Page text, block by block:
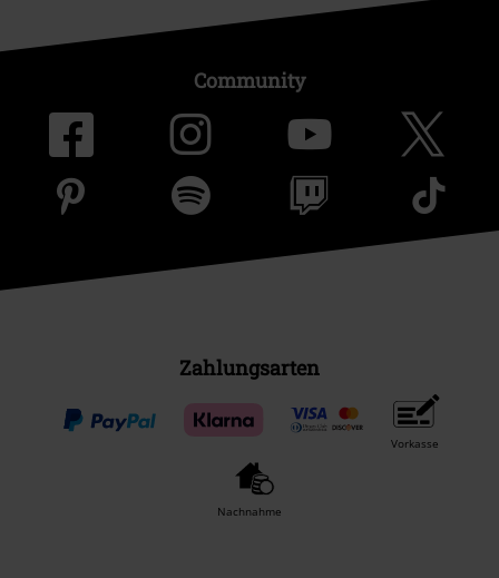
Community
Zahlungsarten
Vorkasse
Nachnahme